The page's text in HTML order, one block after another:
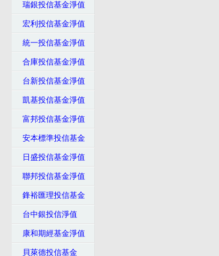
瑞銀投信基金淨值
宏利投信基金淨值
統一投信基金淨值
合庫投信基金淨值
台新投信基金淨值
凱基投信基金淨值
富邦投信基金淨值
安本標準投信基金
日盛投信基金淨值
聯邦投信基金淨值
鋒裕匯理投信基金
台中銀投信淨值
康和期經基金淨值
貝萊德投信基金